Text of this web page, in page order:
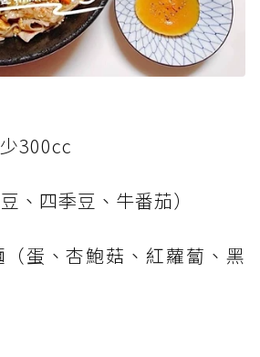
300cc
、四季豆、牛番茄）
蛋、杏鮑菇、紅蘿蔔、黑